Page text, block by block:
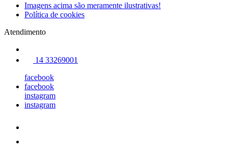
Imagens acima são meramente ilustrativas!
Política de cookies
Atendimento
14 33269001
facebook
facebook
instagram
instagram